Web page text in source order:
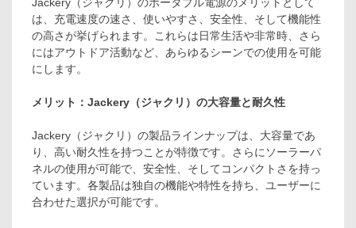
Jackery（ジャクリ）のポータブル電源のメリットとして
は、充電速度の速さ、使いやすさ、安全性、そして機能性
の高さが挙げられます。これらは日常生活や非常時、さら
にはアウトドア活動など、あらゆるシーンでの使用を可能
にします。
メリット：Jackery（ジャクリ）の大容量と耐久性
Jackery（ジャクリ）の製品ラインナップは、大容量であ
り、高い耐久性を持つことが特徴です。さらにソーラーパ
ネルの使用が可能で、安全性、そしてコンパクトさを持っ
ています。各製品は独自の機能や特性を持ち、ユーザーに
合わせた選択が可能です。